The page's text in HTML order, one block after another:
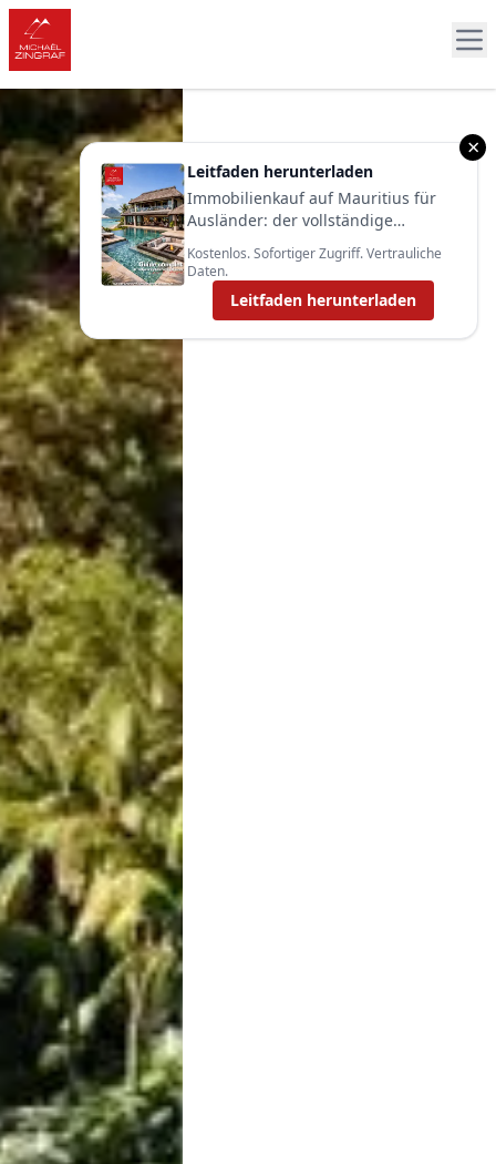
×
Leitfaden herunterladen
Immobilienkauf auf Mauritius für
Ausländer: der vollständige
Leitfaden 2025
Kostenlos. Sofortiger Zugriff. Vertrauliche
Daten.
Leitfaden herunterladen